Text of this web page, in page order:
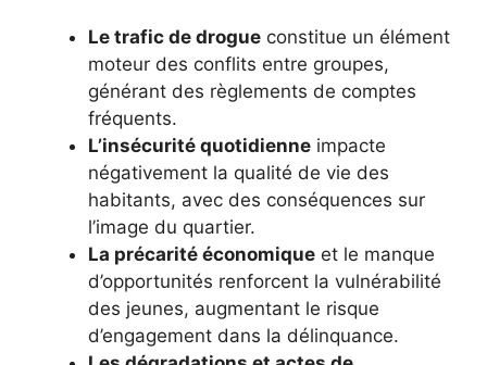
Le trafic de drogue constitue un élément
moteur des conflits entre groupes,
générant des règlements de comptes
fréquents.
L’insécurité quotidienne impacte
négativement la qualité de vie des
habitants, avec des conséquences sur
l’image du quartier.
La précarité économique et le manque
d’opportunités renforcent la vulnérabilité
des jeunes, augmentant le risque
d’engagement dans la délinquance.